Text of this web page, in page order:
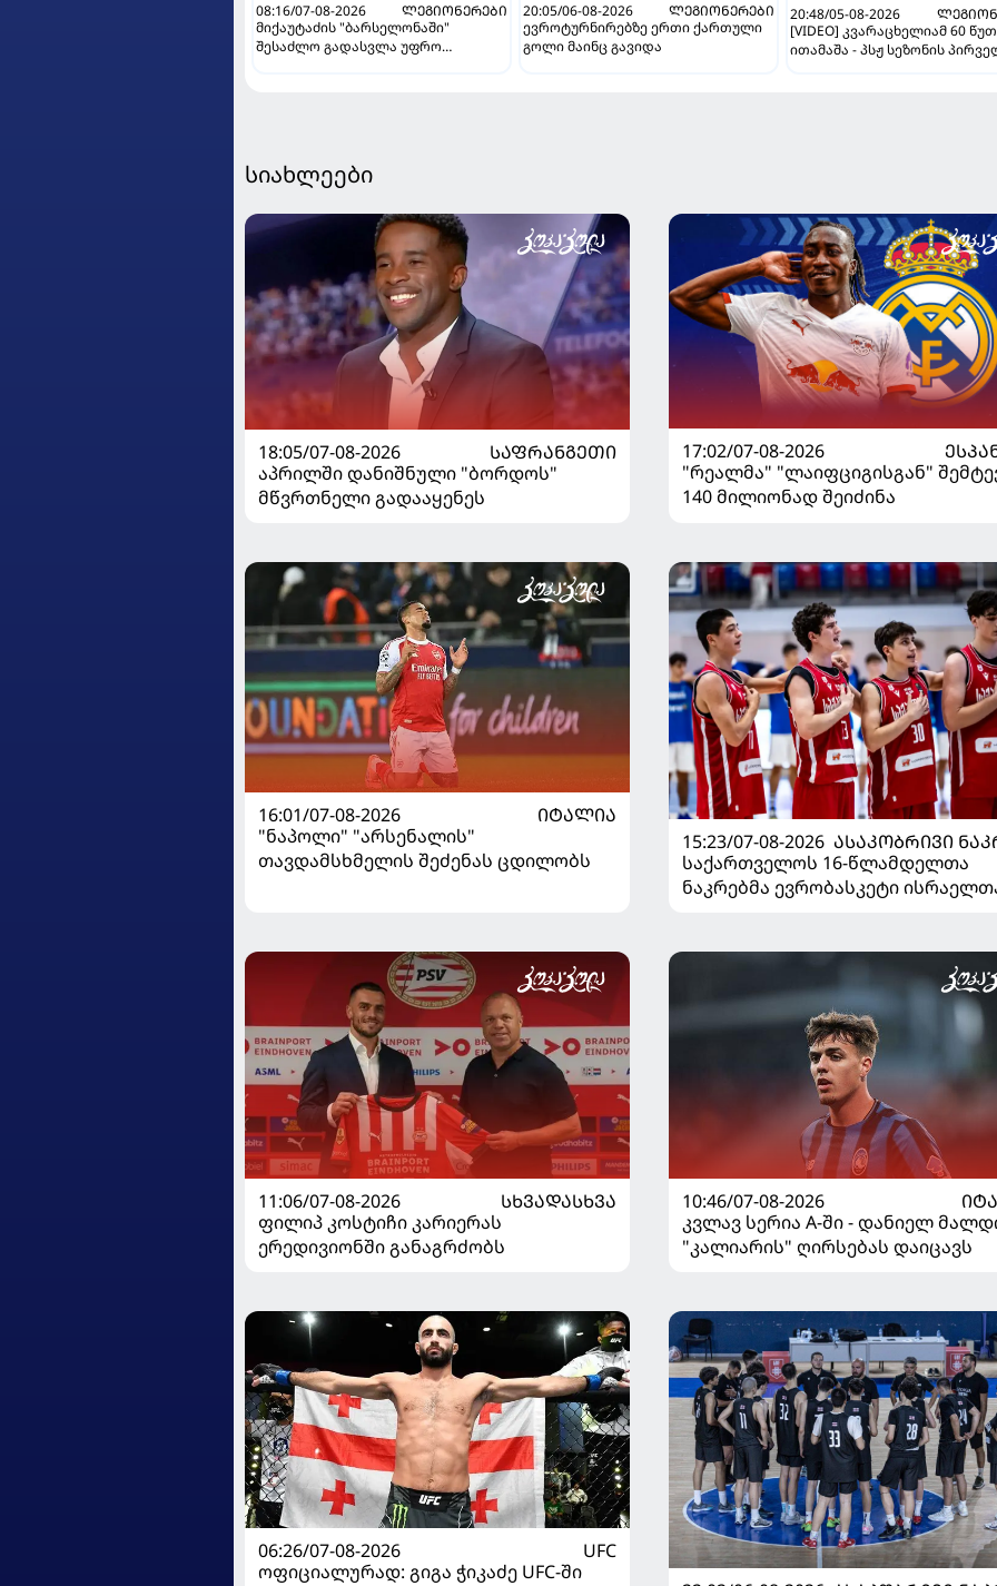
08:16/07-08-2026
ᲚᲔᲒᲘᲝᲜᲔᲠᲔᲑᲘ
მიქაუტაძის "ბარსელონაში"
შესაძლო გადასვლა უფრო
20:05/06-08-2026
ᲚᲔᲒᲘᲝᲜᲔᲠᲔᲑᲘ
ევროტურნირებზე ერთი ქართული
გოლი მაინც გავიდა
20:48/05-08-2026
[VIDEO] კვარაცხელიამ 60
ითამაშა - პსჟ სეზონის
სიახლეები
18:05/07-08-2026
ᲡᲐᲤᲠᲐᲜᲒᲔᲗᲘ
აპრილში დანიშნული "ბორდოს"
მწვრთნელი გადააყენეს
17:02/07-08-2026
"რეალმა" "ლაიფციგისგან"
140 მილიონად შეიძინა
16:01/07-08-2026
ᲘᲢᲐᲚᲘᲐ
"ნაპოლი" "არსენალის"
თავდამსხმელის შეძენას ცდილობს
15:23/07-08-2026 ᲐᲡᲐᲙᲝᲑᲠᲘᲕᲘ
საქართველოს 16-წლამდელთა
ნაკრებმა ევრობასკეტი
11:06/07-08-2026
ᲡᲮᲕᲐᲓᲐᲡᲮᲕᲐ
ფილიპ კოსტიჩი კარიერას
ერედივიონში განაგრძობს
10:46/07-08-2026
კვლავ სერია A-ში - დანიელ
"კალიარის" ღირსებას დაიცავს
06:26/07-08-2026
UFC
ოფიციალურად: გიგა ჭიკაძე UFC-ში